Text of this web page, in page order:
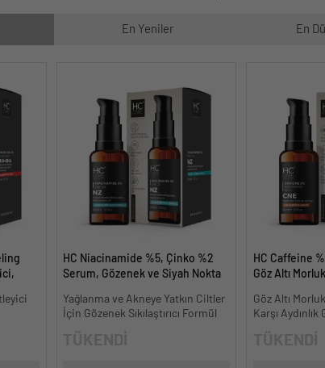
En Yeniler En
HC Niacinamide %5, Çinko %2
Serum, Gözenek ve Siyah Nokta
- 30 ml.
Yağlanma ve Akneye Yatkın Ciltler
İçin Gözenek Sıkılaştırıcı Formül
HC Caffeine
Göz Altı
Göz Altı
Karşı